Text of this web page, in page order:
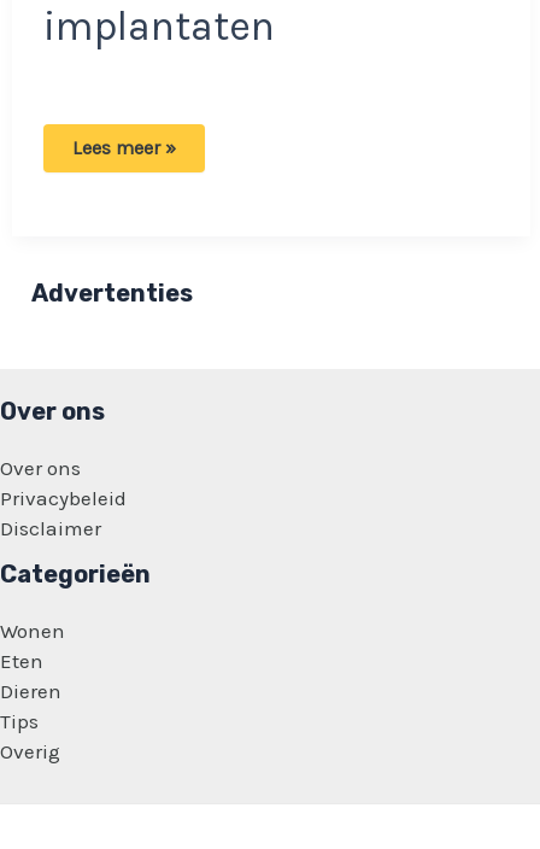
implantaten
Bizar:
Lees meer »
Advertenties
Over ons
Over ons
Privacybeleid
Disclaimer
Categorieën
Wonen
Eten
Dieren
Tips
Overig